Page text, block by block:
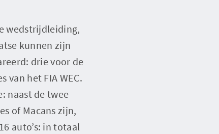
wedstrijdleiding,
kunnen zijn
drie voor de
van het FIA WEC.
naast de twee
of Macans zijn,
auto’s: in totaal